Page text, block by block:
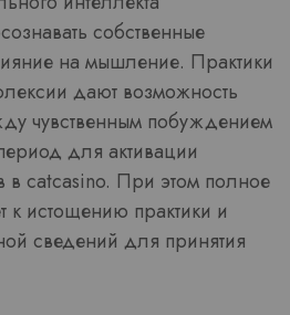
собственные
на мышление. Практики
дают возможность
чувственным побуждением
для активации
в catcasino. При этом полное
к истощению практики и
сведений для принятия